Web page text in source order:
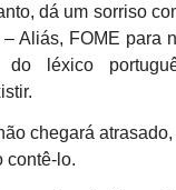
dá um sorriso
Aliás, FOME para
do léxico
chegará
contê-lo.